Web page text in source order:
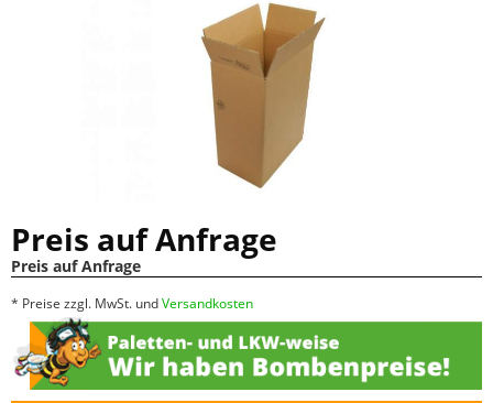
Preis auf Anfrage
Preis auf Anfrage
* Preise zzgl. MwSt. undVersandkosten